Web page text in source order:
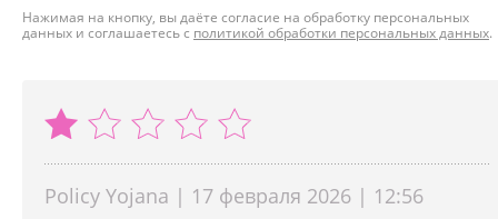
Нажимая на кнопку, вы даёте согласие на обработку персональных
данных и соглашаетесь с политикой обработки персональных данных.
Policy Yojana | 17 февраля 2026 | 12:56